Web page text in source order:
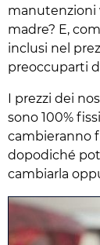
manutenzioni
madre? E,
inclusi nel
preoccuparti
I prezzi dei
sono 100%
cambieranno
dopodiché
cambiarla